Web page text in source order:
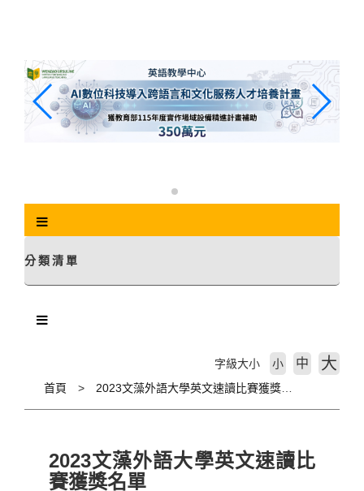
分類清單
首頁
字級大小 小 中 大
2023文藻外語大學英文速讀比
賽獲獎名單